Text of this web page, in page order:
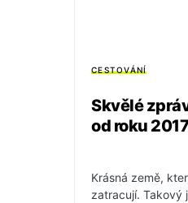
CESTOVÁNÍ
Skvělé
od roku
Krásná země,
zatracují. Takový